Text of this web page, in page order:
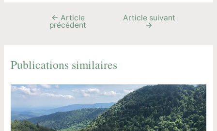
← Article
précédent
Article suivant
→
Publications similaires